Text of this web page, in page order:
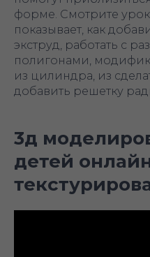
форме. Смотрите
показывает, как
экструд, работать с
полигонами,
из цилиндра, из
добавить решетку
3д
детей